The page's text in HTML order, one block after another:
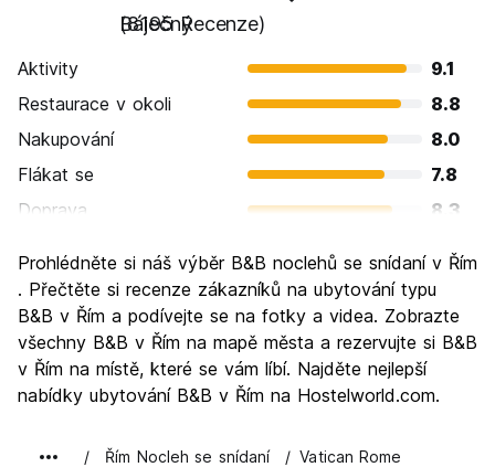
Báječný
(8195 Recenze)
Aktivity
9.1
Restaurace v okoli
8.8
Nakupování
8.0
Flákat se
7.8
Doprava
8.3
Kultura
9.6
Noční život
7.7
Hodnota za peníze
7.7
Prohlédněte si náš výběr B&B noclehů se snídaní v Řím
. Přečtěte si recenze zákazníků na ubytování typu
B&B v Řím a podívejte se na fotky a videa. Zobrazte
všechny B&B v Řím na mapě města a rezervujte si B&B
v Řím na místě, které se vám líbí. Najděte nejlepší
nabídky ubytování B&B v Řím na Hostelworld.com.
Řím Nocleh se snídaní Vatican Rome